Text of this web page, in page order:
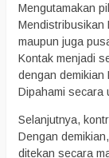
Mengutamakan
Mendistribusikan
maupun juga
Kontak menjadi
dengan demikian
Dipahami secara
Selanjutnya,
Dengan
ditekan secara